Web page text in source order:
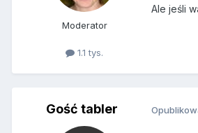
Moderator
1.1 tys.
Ale jeśli
Gość tabler